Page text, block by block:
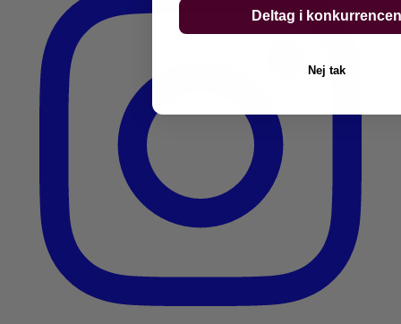
Deltag i konkurrencen
Nej tak